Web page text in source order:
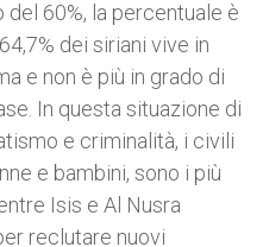
60%, la percentuale è
dei siriani vive in
e non è più in grado di
In questa situazione di
e criminalità, i civili
e bambini, sono i più
Isis e Al Nusra
reclutare nuovi